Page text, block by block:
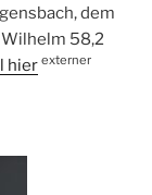
dem
58,2
hier externer